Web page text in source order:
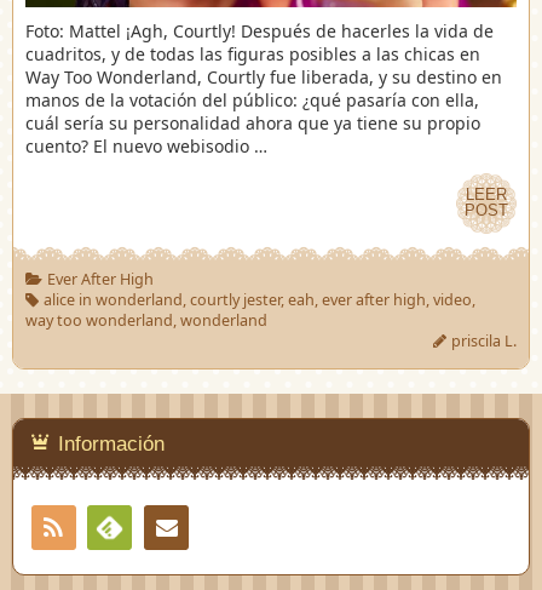
Foto: Mattel ¡Agh, Courtly! Después de hacerles la vida de
cuadritos, y de todas las figuras posibles a las chicas en
Way Too Wonderland, Courtly fue liberada, y su destino en
manos de la votación del público: ¿qué pasaría con ella,
cuál sería su personalidad ahora que ya tiene su propio
cuento? El nuevo webisodio …
LEER
POST
LEER
POST
Ever After High
alice in wonderland,courtly jester,eah,ever after high,video,
way too wonderland,wonderland
priscila L.
Información
RSS
Feedly